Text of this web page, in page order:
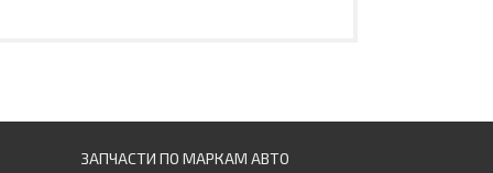
ЗАПЧАСТИ ПО МАРКАМ АВТО